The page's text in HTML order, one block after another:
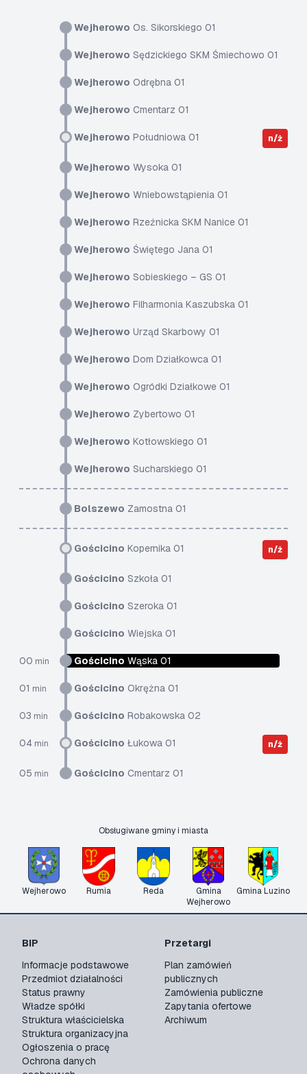
Wejherowo Os. Sikorskiego 01
Wejherowo Sędzickiego SKM Śmiechowo 01
Wejherowo Odrębna 01
Wejherowo Cmentarz 01
Wejherowo Południowa 01 n/ż
Wejherowo Wysoka 01
Wejherowo Wniebowstąpienia 01
Wejherowo Rzeźnicka SKM Nanice 01
Wejherowo Świętego Jana 01
Wejherowo Sobieskiego – GS 01
Wejherowo Filharmonia Kaszubska 01
Wejherowo Urząd Skarbowy 01
Wejherowo Dom Działkowca 01
Wejherowo Ogródki Działkowe 01
Wejherowo Zybertowo 01
Wejherowo Kotłowskiego 01
Wejherowo Sucharskiego 01
Bolszewo Zamostna 01
Gościcino Kopernika 01 n/ż
Gościcino Szkoła 01
Gościcino Szeroka 01
Gościcino Wiejska 01
00 min Gościcino Wąska 01
01 min Gościcino Okrężna 01
03 min Gościcino Robakowska 02
04 min Gościcino Łukowa 01 n/ż
05 min Gościcino Cmentarz 01
Obsługiwane gminy i miasta
Wejherowo Rumia Reda
Gmina
Wejherowo
Gmina Luzino
BIP
Informacje podstawowe
Przedmiot działalności
Status prawny
Władze spółki
Struktura właścicielska
Struktura organizacyjna
Ogłoszenia o pracę
Ochrona danych
Przetargi
Plan zamówień
publicznych
Zamówienia publiczne
Zapytania ofertowe
Archiwum